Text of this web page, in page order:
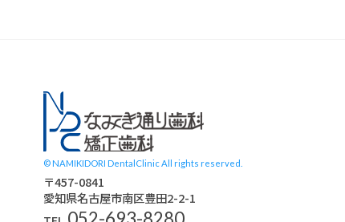
© NAMIKIDORI DentalClinic All rights reserved.
〒457-0841
愛知県名古屋市南区豊田2-2-1